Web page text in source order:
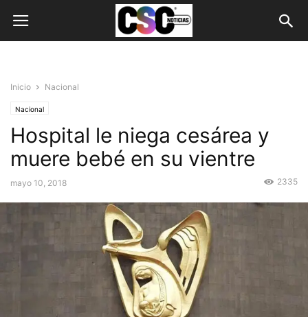
Inicio Nacional
Nacional
Hospital le niega cesárea y
muere bebé en su vientre
mayo 10, 2018 2335